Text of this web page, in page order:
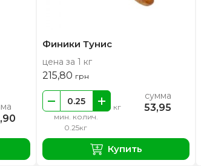
Финики Тунис
цена за 1 кг
215,80 грн
мин. колич.
0.25кг
кг
сумма
53,95
Купить